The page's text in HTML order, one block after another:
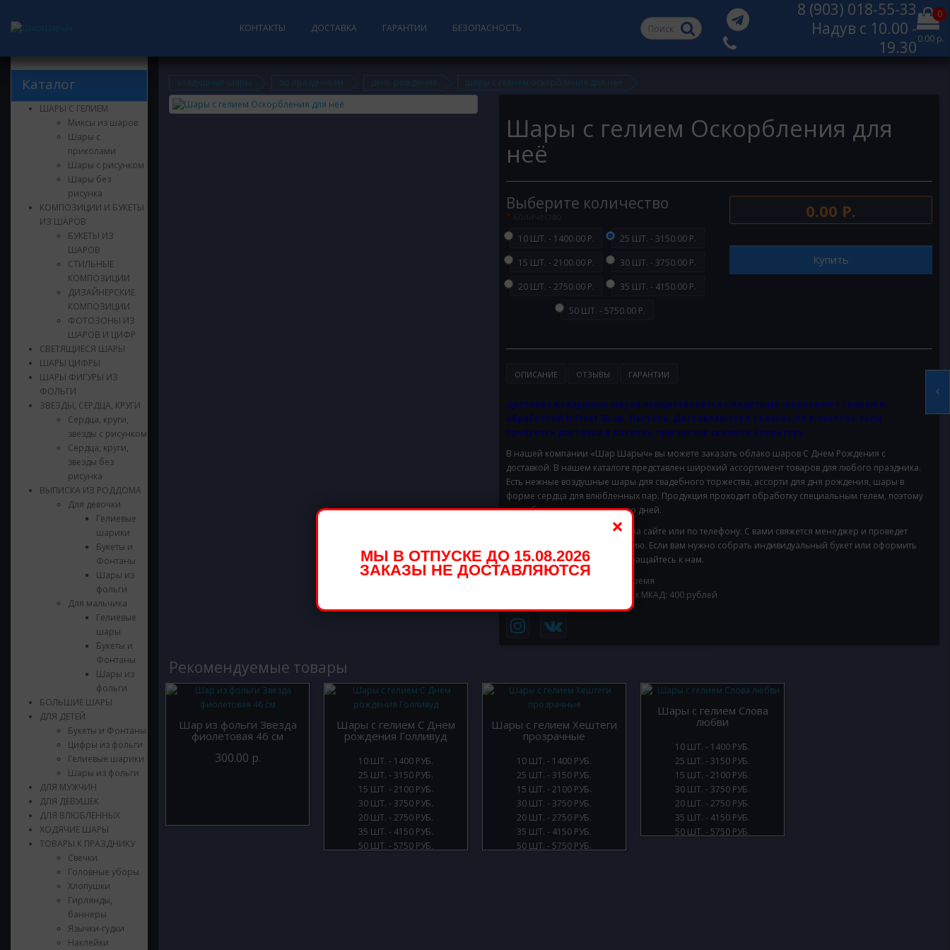
КОНТАКТЫ ДОСТАВКА ГАРАНТИИ БЕЗОПАСНОСТЬ
8 (903) 018-55-33
Надув с 10.00 -
19.30
0
0.00 р.
Каталог
ШАРЫ С ГЕЛИЕМ
Миксы из шаров
Шары с
приколами
Шары с рисунком
Шары без
рисунка
КОМПОЗИЦИИ И БУКЕТЫ
ИЗ ШАРОВ
БУКЕТЫ ИЗ
ШАРОВ
СТИЛЬНЫЕ
КОМПОЗИЦИИ
ДИЗАЙНЕРСКИЕ
КОМПОЗИЦИИ
ФОТОЗОНЫ ИЗ
ШАРОВ И ЦИФР
СВЕТЯЩИЕСЯ ШАРЫ
ШАРЫ ЦИФРЫ
ШАРЫ ФИГУРЫ ИЗ
ФОЛЬГИ
ЗВЕЗДЫ, СЕРДЦА, КРУГИ
Сердца, круги,
звезды с рисунком
Сердца, круги,
звезды без
рисунка
ВЫПИСКА ИЗ РОДДОМА
Для девочки
Гелиевые
шарики
Букеты и
Фонтаны
Шары из
фольги
Для мальчика
Гелиевые
шары
Букеты и
Фонтаны
Шары из
фольги
БОЛЬШИЕ ШАРЫ
ДЛЯ ДЕТЕЙ
Букеты и Фонтаны
Цифры из фольги
Гелиевые шарики
Шары из фольги
ДЛЯ МУЖЧИН
ДЛЯ ДЕВУШЕК
ДЛЯ ВЛЮБЛЕННЫХ
ХОДЯЧИЕ ШАРЫ
ТОВАРЫ К ПРАЗДНИКУ
Свечки
Головные уборы
Хлопушки
Гирлянды,
баннеры
Язычки-гудки
Наклейки
воздушные шары по праздникам день рождения шары с гелием оскорбления для неё
Шары с гелием Оскорбления для
неё
Выберите количество
10 ШТ. - 1400.00 Р.
15 ШТ. - 2100.00 Р.
20 ШТ. - 2750.00 Р.
25 ШТ. - 3150.00 Р.
30 ШТ. - 3750.00 Р.
35 ШТ. - 4150.00 Р.
50 ШТ. - 5750.00 Р.
0.00 Р.
Купить
ОПИСАНИЕ ОТЗЫВЫ ГАРАНТИИ
Доставка воздушных шаров осуществляется с надутыми шариками с гелием и
обработкой HiFloat 30 см. Пастель. Доставляются в связках, не в пакетах. Если
требуется доставка в пакетах, при заказе скажите оператору.
В нашей компании «Шар Шарыч» вы можете заказать облако шаров С Днем Рождения с
доставкой. В нашем каталоге представлен широкий ассортимент товаров для любого праздника.
Есть нежные воздушные шары для свадебного торжества, ассорти для дня рождения, шары в
форме сердца для влюбленных пар. Продукция проходит обработку специальным гелем, поэтому
способны радовать несколько дней.
Заказ осуществляется прямо на сайте или по телефону. С вами свяжется менеджер и проведет
предварительную консультацию. Если вам нужно собрать индивидуальный букет или оформить
большую композицию, то обращайтесь к нам.
Доставим в удобное для Вас время
Стоимость доставки в пределах МКАД: 400 рублей
Рекомендуемые товары
Шар из фольги Звезда
фиолетовая 46 см
300.00 р.
Шары с гелием С Днем
рождения Голливуд
10 ШТ. - 1400 РУБ.
15 ШТ. - 2100 РУБ.
20 ШТ. - 2750 РУБ.
25 ШТ. - 3150 РУБ.
30 ШТ. - 3750 РУБ.
35 ШТ. - 4150 РУБ.
50 ШТ. - 5750 РУБ.
Шары с гелием Хештеги
прозрачные
10 ШТ. - 1400 РУБ.
15 ШТ. - 2100 РУБ.
20 ШТ. - 2750 РУБ.
25 ШТ. - 3150 РУБ.
30 ШТ. - 3750 РУБ.
35 ШТ. - 4150 РУБ.
50 ШТ. - 5750 РУБ.
Шары с гелием Слова
любви
10 ШТ. - 1400 РУБ.
15 ШТ. - 2100 РУБ.
20 ШТ. - 2750 РУБ.
25 ШТ. - 3150 РУБ.
30 ШТ. - 3750 РУБ.
35 ШТ. - 4150 РУБ.
50 ШТ. - 5750 РУБ.
×
МЫ В ОТПУСКЕ ДО 15.08.2026
ЗАКАЗЫ НЕ ДОСТАВЛЯЮТСЯ